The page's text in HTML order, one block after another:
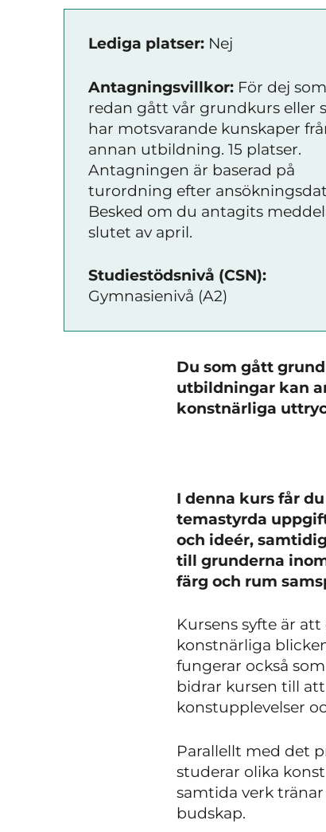
Lediga platser: Nej
Antagningsvillkor: För dej som
redan gått vår grundkurs eller
har motsvarande kunskaper
annan utbildning. 15 platser.
Antagningen är baserad på
turordning efter
Besked om du antagits
slutet av april.
Studiestödsnivå (CSN):
Gymnasienivå (A2)
Du som gått
utbildningar kan
konstnärliga
I denna kurs får
temastyrda
och ideér,
till grunderna
färg och rum
Kursens syfte är
konstnärliga
fungerar också
bidrar kursen till
konstupplevelser
Parallellt med det
studerar olika
samtida verk
budskap.